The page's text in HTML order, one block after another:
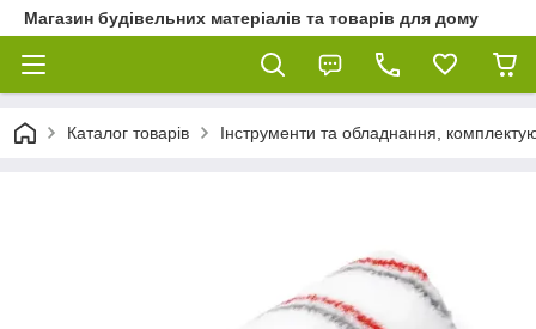
Магазин будівельних матеріалів та товарів для дому
Каталог товарів Інструменти та обладнання,